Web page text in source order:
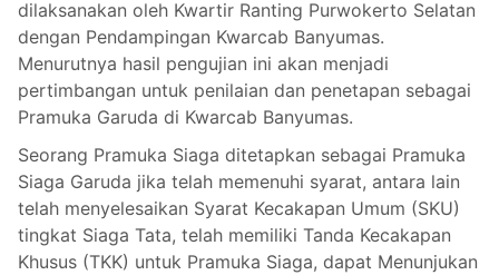
dilaksanakan oleh Kwartir Ranting Purwokerto Selatan
dengan Pendampingan Kwarcab Banyumas.
Menurutnya hasil pengujian ini akan menjadi
pertimbangan untuk penilaian dan penetapan sebagai
Pramuka Garuda di Kwarcab Banyumas.
Seorang Pramuka Siaga ditetapkan sebagai Pramuka
Siaga Garuda jika telah memenuhi syarat, antara lain
telah menyelesaikan Syarat Kecakapan Umum (SKU)
tingkat Siaga Tata, telah memiliki Tanda Kecakapan
Khusus (TKK) untuk Pramuka Siaga, dapat Menunjukan